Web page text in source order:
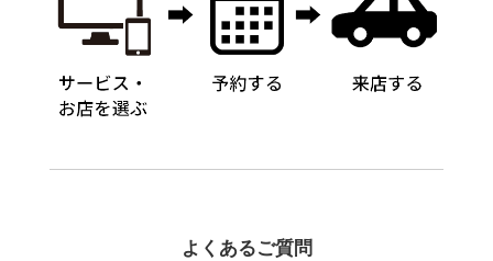
よくあるご質問